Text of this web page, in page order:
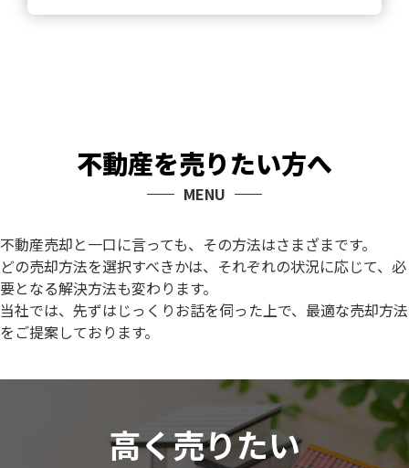
不動産を売りたい方へ
MENU
不動産売却と一口に言っても、その方法はさまざまです。
どの売却方法を選択すべきかは、それぞれの状況に応じて、必
要となる解決方法も変わります。
当社では、先ずはじっくりお話を伺った上で、最適な売却方法
をご提案しております。
高く売りたい